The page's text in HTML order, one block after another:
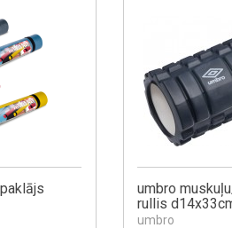
umbro
rullis
umbro